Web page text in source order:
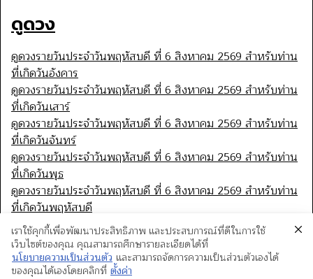
ดูดวง
ดูดวงรายวันประจำวันพฤหัสบดี ที่ 6 สิงหาคม 2569 สำหรับท่าน
ที่เกิดวันอังคาร
ดูดวงรายวันประจำวันพฤหัสบดี ที่ 6 สิงหาคม 2569 สำหรับท่าน
ที่เกิดวันเสาร์
ดูดวงรายวันประจำวันพฤหัสบดี ที่ 6 สิงหาคม 2569 สำหรับท่าน
ที่เกิดวันจันทร์
ดูดวงรายวันประจำวันพฤหัสบดี ที่ 6 สิงหาคม 2569 สำหรับท่าน
ที่เกิดวันพุธ
ดูดวงรายวันประจำวันพฤหัสบดี ที่ 6 สิงหาคม 2569 สำหรับท่าน
ที่เกิดวันพฤหัสบดี
เราใช้คุกกี้เพื่อพัฒนาประสิทธิภาพ และประสบการณ์ที่ดีในการใช้
เว็บไซต์ของคุณ คุณสามารถศึกษารายละเอียดได้ที่
นโยบายความเป็นส่วนตัว และสามารถจัดการความเป็นส่วนตัวเองได้
ของคุณได้เองโดยคลิกที่ ตั้งค่า